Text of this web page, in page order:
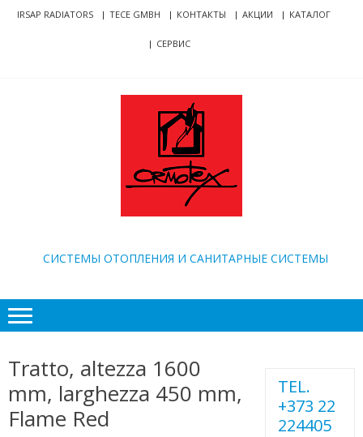
Skip
SkipIRSAP RADIATORS TECE GMBH КОНТАКТЫ АКЦИИ КАТАЛОГ
СЕРВИС
CИСТЕМЫ ОТОПЛЕНИЯ И САНИТАРНЫЕ СИСТЕМЫ
Tratto, altezza 1600
mm, larghezza 450 mm,
Flame Red
TEL.
+373 22
224405